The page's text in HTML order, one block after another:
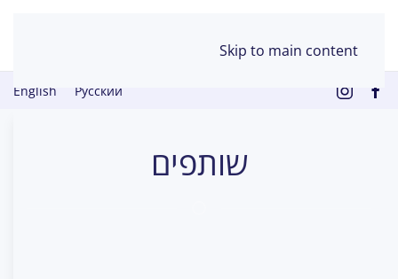
Skip to main content
Русский
English
שותפים